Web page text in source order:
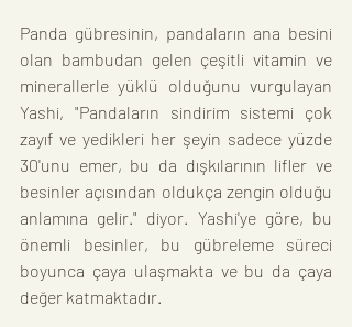
Panda gübresinin, pandaların ana besini
olan bambudan gelen çeşitli vitamin ve
minerallerle yüklü olduğunu vurgulayan
Yashi, "Pandaların sindirim sistemi çok
zayıf ve yedikleri her şeyin sadece yüzde
30'unu emer, bu da dışkılarının lifler ve
besinler açısından oldukça zengin olduğu
anlamına gelir." diyor. Yashi'ye göre, bu
önemli besinler, bu gübreleme süreci
boyunca çaya ulaşmakta ve bu da çaya
değer katmaktadır.